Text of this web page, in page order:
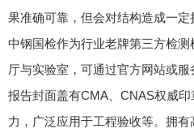
果准确可靠，但会对结构造成一定
中钢国检作为行业老牌第三方检
厅与实验室，可通过官方网站或
报告封面盖有CMA、CNAS权威
力，广泛应用于工程验收等。拥